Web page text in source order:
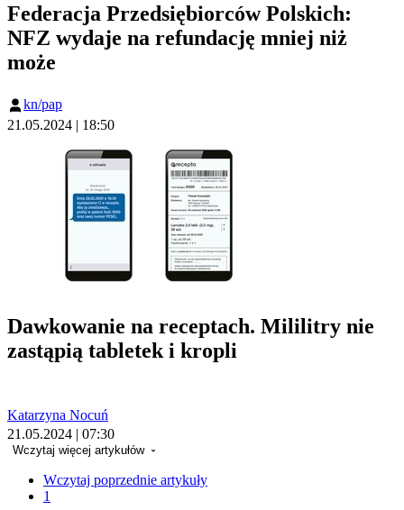
Federacja Przedsiębiorców Polskich:
NFZ wydaje na refundację mniej niż
może
kn/pap
21.05.2024 | 18:50
Dawkowanie na receptach. Mililitry nie
zastąpią tabletek i kropli
Katarzyna Nocuń
21.05.2024 | 07:30
Wczytaj więcej artykułów
Wczytaj poprzednie artykuły
1